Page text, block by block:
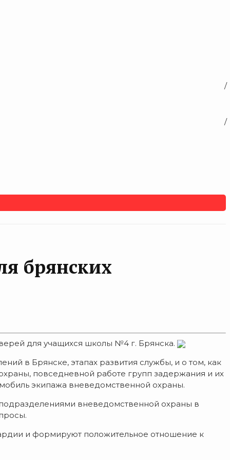
брянских
для учащихся школы №4 г. Брянска.
в Брянске, этапах развития службы, и о том, как
повседневной работе групп задержания и их
экипажа вневедомственной охраны.
вневедомственной охраны в
и формируют положительное отношение к